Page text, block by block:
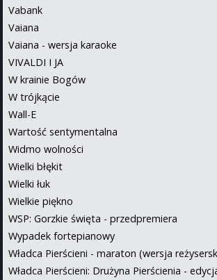
Vabank
Vaiana
Vaiana - wersja karaoke
VIVALDI I JA
W krainie Bogów
W trójkącie
Wall-E
Wartość sentymentalna
Widmo wolności
Wielki błękit
Wielki łuk
Wielkie piękno
WSP: Gorzkie święta - przedpremiera
Wypadek fortepianowy
Władca Pierścieni - maraton (wersja
Władca Pierścieni: Drużyna Pierścienia -